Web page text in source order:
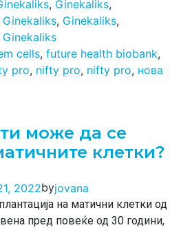
, Ginekaliks,
Ginekaliks, Ginekaliks,
Ginekaliks
cells, future health biobank,
pro, nifty pro, nifty pro, нова
може да се
клетки?
2022byjovana
на матични клетки од
пред повеќе од 30 години,